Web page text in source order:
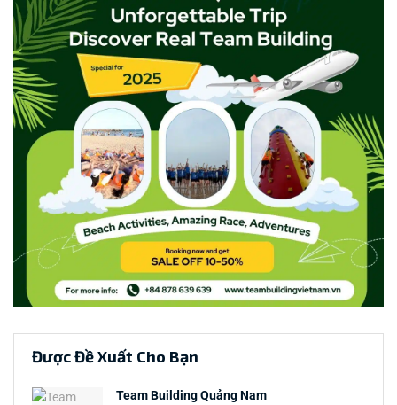
Được Đề Xuất Cho Bạn
Team Building Quảng Nam